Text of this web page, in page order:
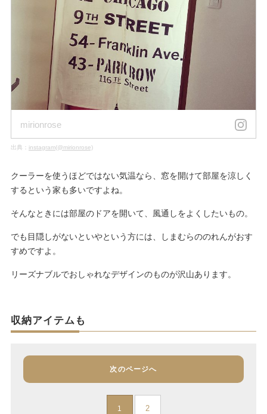
mirionrose
出典： instagram(@mirionrose)
クーラーを使うほどではない気温なら、窓を開けて部屋を涼しく
するという家も多いですよね。
そんなときには部屋のドアを開いて、風通しをよくしたいもの。
でも目隠しがないといやという方には、しまむらののれんがおす
すめですよ。
リーズナブルでおしゃれなデザインのものが沢山あります。
収納アイテムも
次のページへ
1 2